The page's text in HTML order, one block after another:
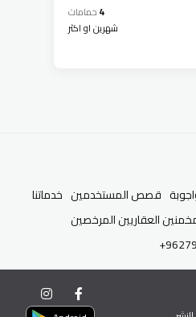
4حمامات
شهرين او اكثر
قصص المستخدمين خدماتنا
العقاريين المرخصين